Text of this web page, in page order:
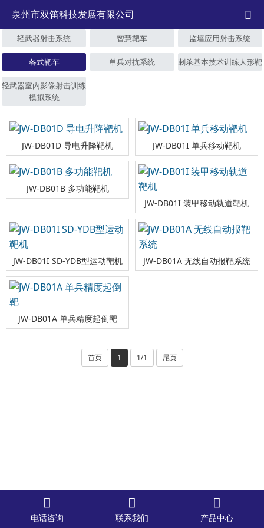
泉州市双笛科技发展有限公司 
轻武器射击系统 智慧靶车 监墙应用射击系统
各式靶车 单兵对抗系统 刺杀基本技术训练人形靶
轻武器室内影像射击训练
模拟系统
JW-DB01D 导电升降靶机 JW-DB01I 单兵移动靶机
JW-DB01B 多功能靶机
JW-DB01I 装甲移动轨道靶机
JW-DB01I SD-YDB型运动靶机 JW-DB01A 无线自动报靶系统
JW-DB01A 单兵精度起倒靶
首页 1 1/1 尾页

电话咨询

联系我们

产品中心